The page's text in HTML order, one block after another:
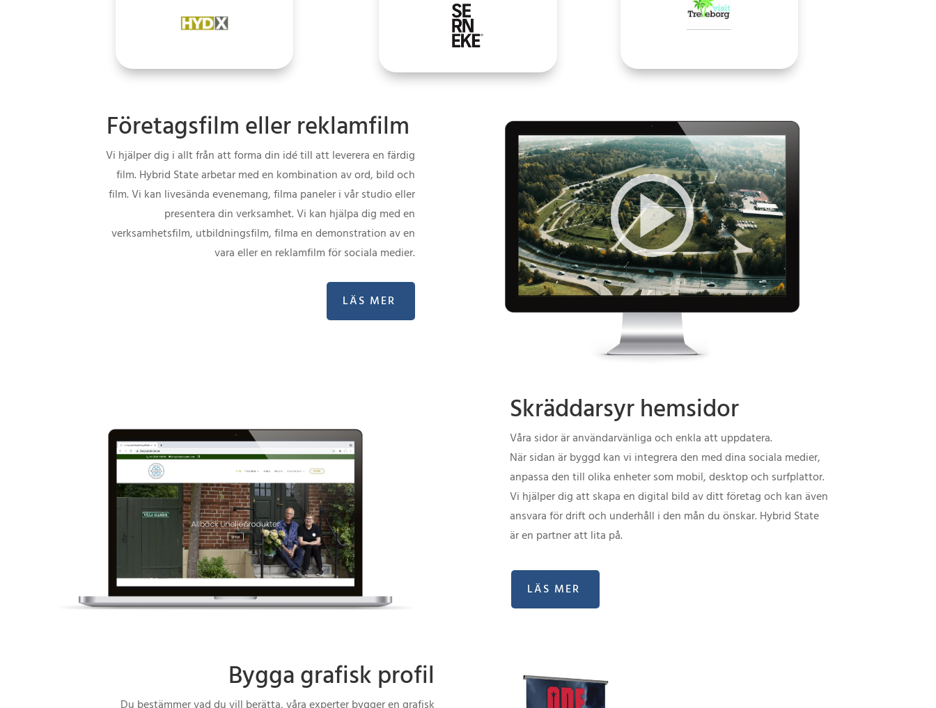
Företagsfilm eller reklamfilm
Vi hjälper dig i allt från att forma din idé till att leverera en färdig
film. Hybrid State arbetar med en kombination av ord, bild och
film. Vi kan livesända evenemang, filma paneler i vår studio eller
presentera din verksamhet. Vi kan hjälpa dig med en
verksamhetsfilm, utbildningsfilm, filma en demonstration av en
vara eller en reklamfilm för sociala medier.
LÄS MER
Skräddarsyr hemsidor
Våra sidor är användarvänliga och enkla att uppdatera.
När sidan är byggd kan vi integrera den med dina sociala medier,
anpassa den till olika enheter som mobil, desktop och surfplattor.
Vi hjälper dig att skapa en digital bild av ditt företag och kan även
ansvara för drift och underhåll i den mån du önskar. Hybrid State
är en partner att lita på.
LÄS MER
Bygga grafisk profil